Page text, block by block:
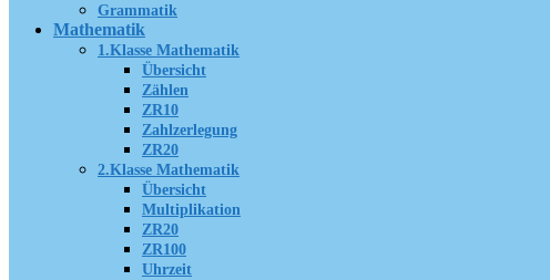
Grammatik
Mathematik
1.Klasse Mathematik
Übersicht
Zählen
ZR10
Zahlzerlegung
ZR20
2.Klasse Mathematik
Übersicht
Multiplikation
ZR20
ZR100
Uhrzeit